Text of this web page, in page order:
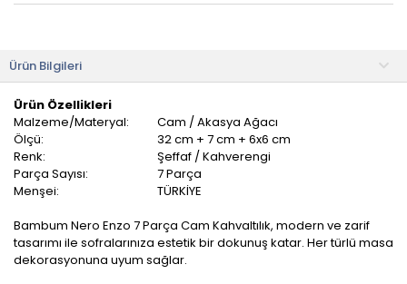
Ürün Bilgileri
Ürün Özellikleri
Malzeme/Materyal:
Cam / Akasya Ağacı
Ölçü:
32 cm + 7 cm + 6x6 cm
Renk:
Şeffaf / Kahverengi
Parça Sayısı:
7 Parça
Menşei:
TÜRKİYE
Bambum Nero Enzo 7 Parça Cam Kahvaltılık, modern ve zarif
tasarımı ile sofralarınıza estetik bir dokunuş katar. Her türlü masa
dekorasyonuna uyum sağlar.